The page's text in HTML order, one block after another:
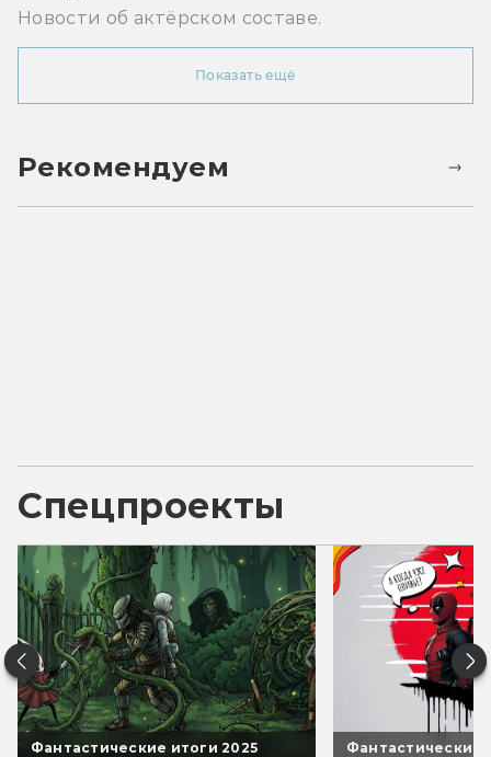
Новости об актёрском составе.
Показать ещё
Рекомендуем
Спецпроекты
Фантастические итоги 2025 Фантастические